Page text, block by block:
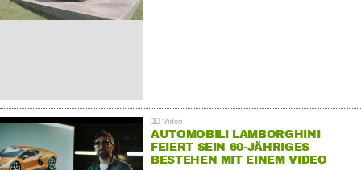
AUTOMOBILI LAMBORGHINI
FEIERT SEIN 60-JÄHRIGES
BESTEHEN MIT EINEM VIDEO